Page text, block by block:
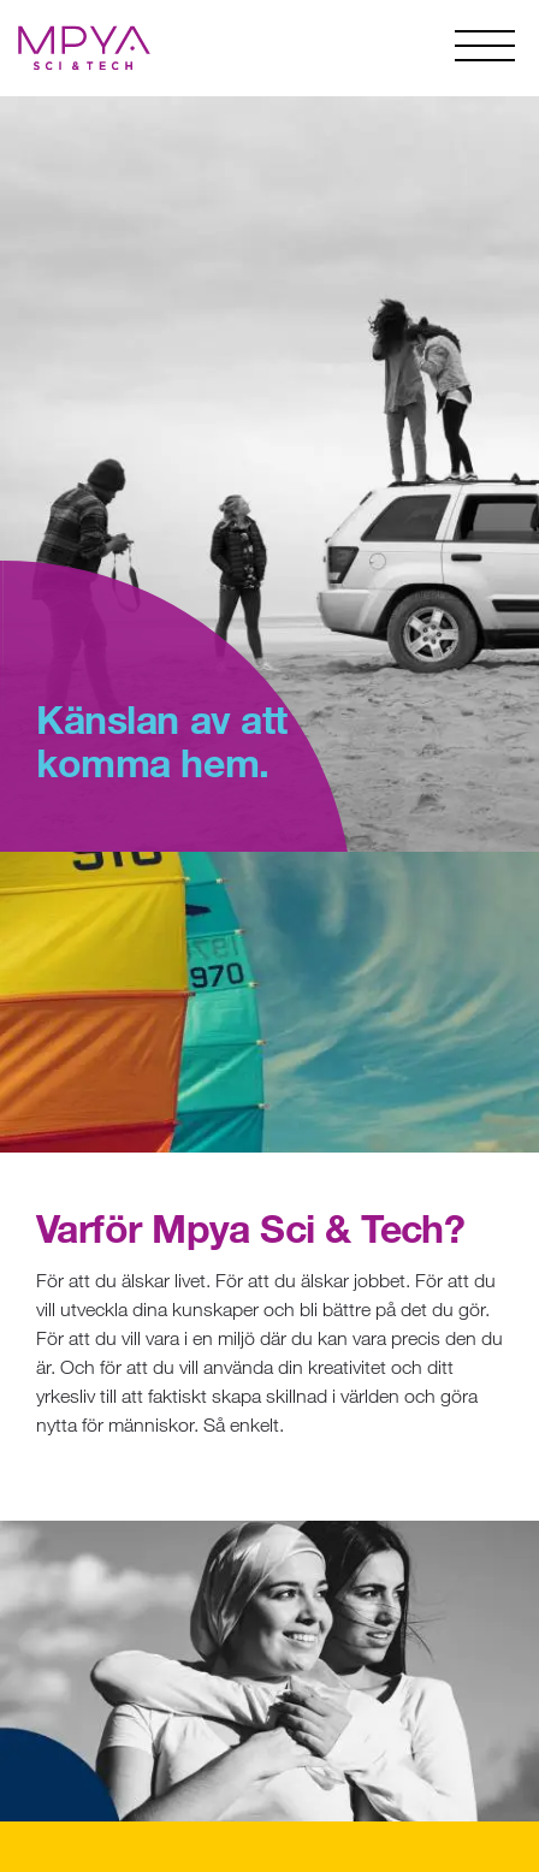
Känslan av att
komma hem.
Varför Mpya Sci & Tech?
För att du älskar livet. För att du älskar jobbet. För att du
vill utveckla dina kunskaper och bli bättre på det du gör.
För att du vill vara i en miljö där du kan vara precis den du
är. Och för att du vill använda din kreativitet och ditt
yrkesliv till att faktiskt skapa skillnad i världen och göra
nytta för människor. Så enkelt.